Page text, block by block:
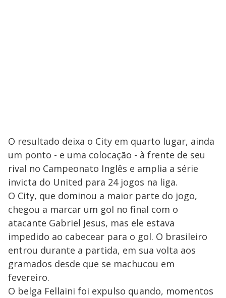
O resultado deixa o City em quarto lugar, ainda
um ponto - e uma colocação - à frente de seu
rival no Campeonato Inglês e amplia a série
invicta do United para 24 jogos na liga.
O City, que dominou a maior parte do jogo,
chegou a marcar um gol no final com o
atacante Gabriel Jesus, mas ele estava
impedido ao cabecear para o gol. O brasileiro
entrou durante a partida, em sua volta aos
gramados desde que se machucou em
fevereiro.
O belga Fellaini foi expulso quando, momentos